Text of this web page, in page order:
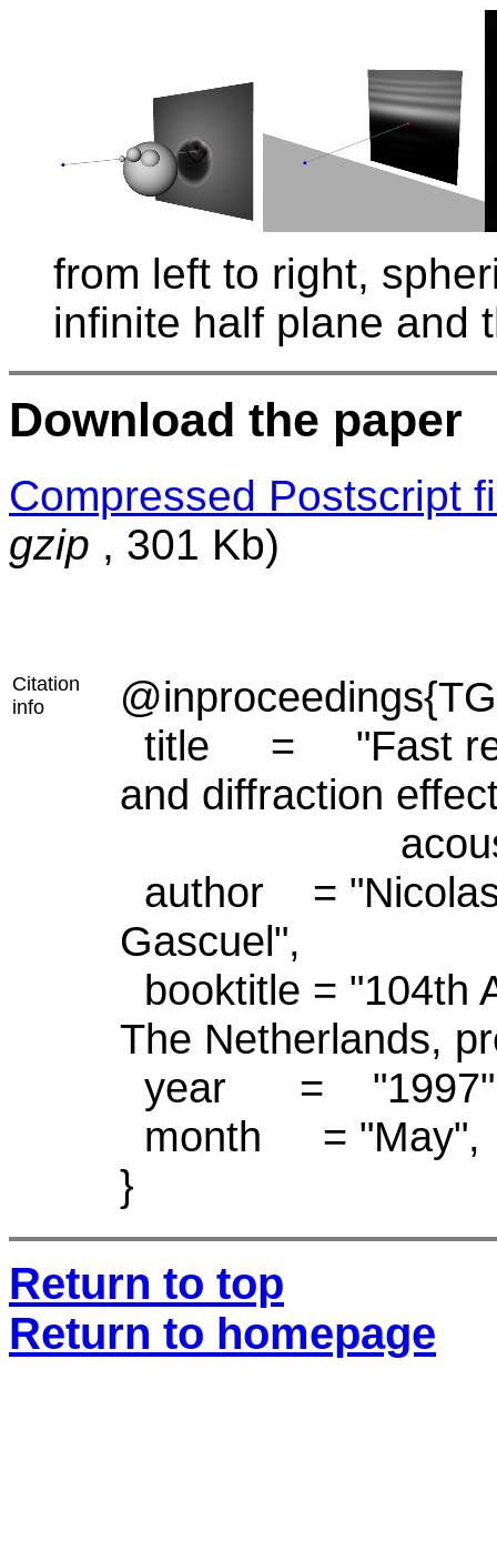
from left to right,
infinite half plane and
Download the paper
Compressed Postscript
gzip , 301 Kb)
Citation
info
title = "Fast
and diffraction
acoustic
author = "Nicolas
Gascuel",
booktitle = "104th
The Netherlands,
year =
month = "May",
}
Return to top
Return to homepage